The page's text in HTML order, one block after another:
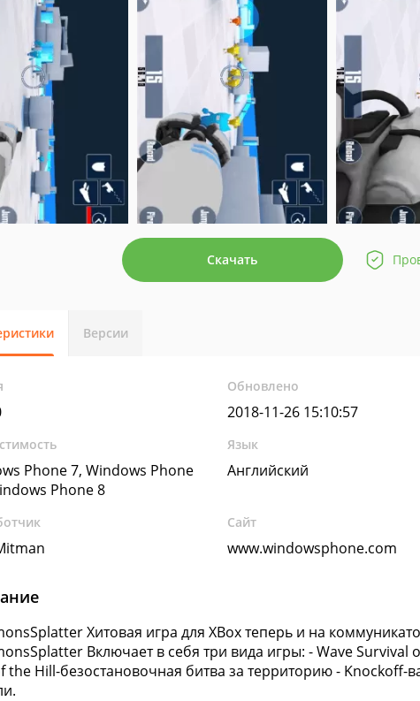
Скачать
Версии
Обновлено
2018-11-26 15:10:57
Phone 7, Windows Phone
Phone 8
Язык
Английский
Сайт
www.windowsphone.com
Хитовая игра для XBox теперь и на
Включает в себя три вида игры: - Wave Survival
the Hill-безостановочная битва за территорию - Knockoff-